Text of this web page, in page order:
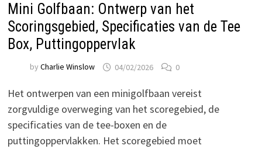
Mini Golfbaan: Ontwerp van het
Scoringsgebied, Specificaties van de Tee
Box, Puttingoppervlak
by Charlie Winslow 04/02/2026 0
Het ontwerpen van een minigolfbaan vereist
zorgvuldige overweging van het scoregebied, de
specificaties van de tee-boxen en de
puttingoppervlakken. Het scoregebied moet